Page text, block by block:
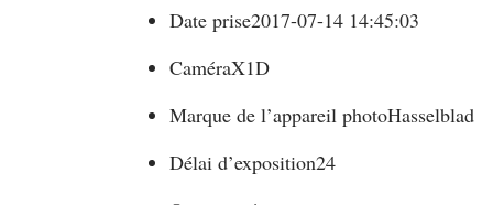
Date prise2017-07-14 14:45:03
CaméraX1D
Marque de l’appareil photoHasselblad
Délai d’exposition24